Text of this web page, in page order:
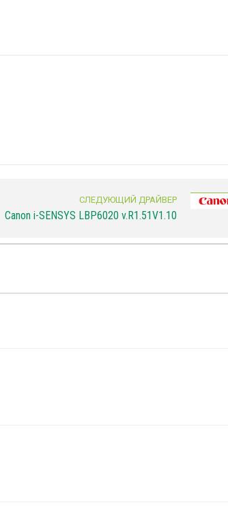
СЛЕДУЮЩИЙ ДРАЙВЕР
Canon i-SENSYS LBP6020 v.R1.51V1.10